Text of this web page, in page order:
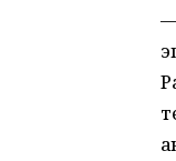
—